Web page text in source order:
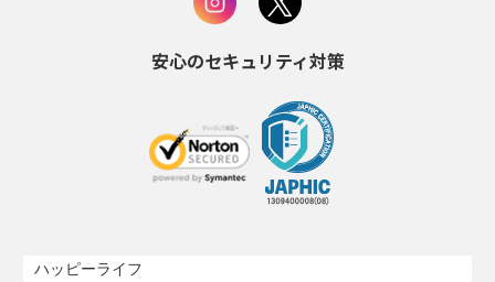
安心のセキュリティ対策
ハッピーライフ